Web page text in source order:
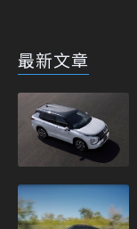
最新文章